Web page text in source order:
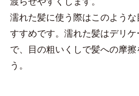
濡れた髪に使う際はこのよう
すすめです。濡れた髪はデリ
で、目の粗いくしで髪への摩擦
う。